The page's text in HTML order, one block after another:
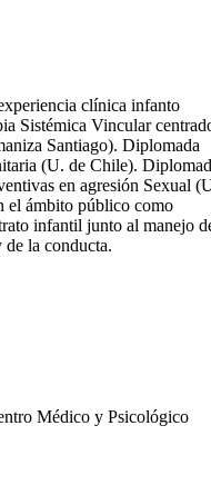
clínica infanto
Sistémica Vincular
Santiago). Diplomada
(U. de Chile).
en agresión Sexual
el ámbito público como
infantil junto al manejo
de la conducta.
Médico y Psicológico